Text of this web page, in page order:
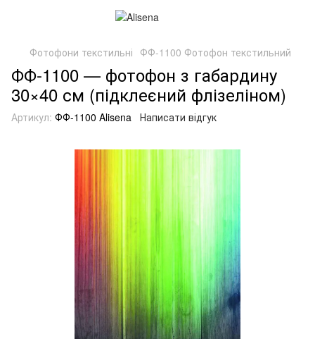
Фотофони текстильні ФФ-1100 Фотофон текстильний
ФФ-1100 — фотофон з габардину
30×40 см (підклеєний флізеліном)
Артикул: ФФ-1100 Alisena Написати відгук